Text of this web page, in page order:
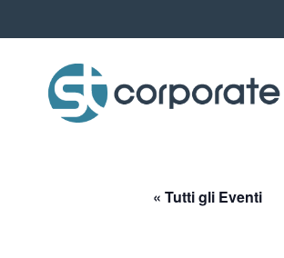
to
content
« Tutti gli Eventi